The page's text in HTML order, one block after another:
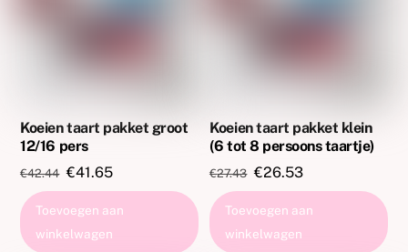
Koeien taart pakket groot
12/16 pers
€42.44 Oorspronkelijke
prijs
was:
€42.44.
€41.65Huidige
prijs
is:
Toevoegen aan
winkelwagen
Koeien taart pakket klein
(6 tot 8 persoons taartje)
€27.43 Oorspronkelijke
prijs
was:
€27.43.
€26.53Huidige
prijs
is:
Toevoegen aan
winkelwagen